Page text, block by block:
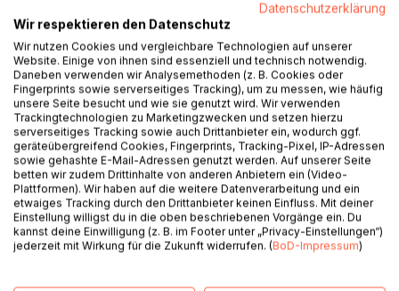
BESCHREIBUNG
Es gibt Menschen, die betrachten Konflikte als das Salz in
der Suppe, und es gibt andere Menschen, die würden gern
salzfrei leben. Während die einen jeden Konflikt als
Herausforderung im positiven Sinne oder als Egobooster
betrachten, leiden andere Menschen sehr unter
Streitigkeiten oder Missstimmungen.
Tatsache ist aber, dass sich Konflikte im menschlichen
Miteinander nicht vermeiden lassen. Wir alle haben
unterschiedliche Bedürfnisse, Ziele, Werte, Motivationen,
Ängste. Wir haben verschiedene Erwartungen an unsere
Datenschutzerklärung
Wir respektieren den Datenschutz
Wir nutzen Cookies und vergleichbare Technologien auf unserer
Website. Einige von ihnen sind essenziell und technisch notwendig.
Daneben verwenden wir Analysemethoden (z. B. Cookies oder
Fingerprints sowie serverseitiges Tracking), um zu messen, wie häufig
unsere Seite besucht und wie sie genutzt wird. Wir verwenden
Trackingtechnologien zu Marketingzwecken und setzen hierzu
serverseitiges Tracking sowie auch Drittanbieter ein, wodurch ggf.
geräteübergreifend Cookies, Fingerprints, Tracking-Pixel, IP-Adressen
sowie gehashte E-Mail-Adressen genutzt werden. Auf unserer Seite
betten wir zudem Drittinhalte von anderen Anbietern ein (Video-
Plattformen). Wir haben auf die weitere Datenverarbeitung und ein
etwaiges Tracking durch den Drittanbieter keinen Einfluss. Mit deiner
Einstellung willigst du in die oben beschriebenen Vorgänge ein. Du
kannst deine Einwilligung (z. B. im Footer unter „Privacy-Einstellungen“)
jederzeit mit Wirkung für die Zukunft widerrufen. (BoD-Impressum)